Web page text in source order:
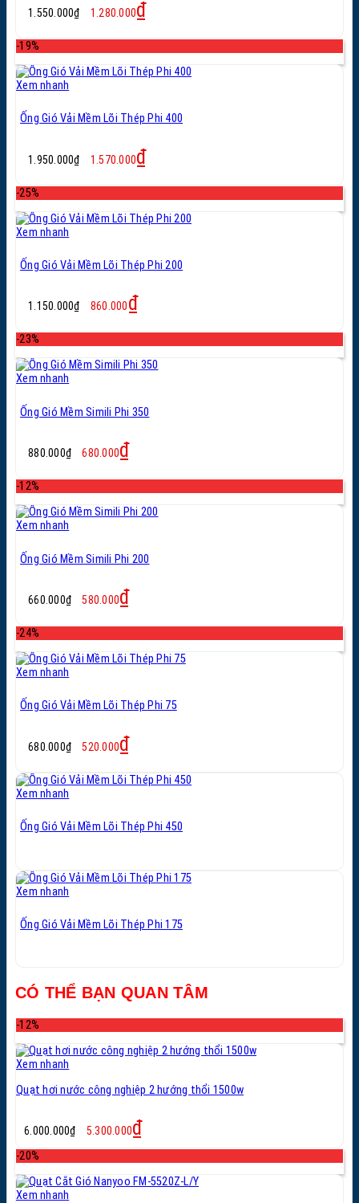
1.550.000₫
Giá
gốc
1.280.000₫
-19%
Xem nhanh
Ống Gió Vải Mềm Lõi Thép Phi 400
1.950.000₫
gốc
1.570.000₫
-25%
Xem nhanh
Ống Gió Vải Mềm Lõi Thép Phi 200
1.150.000₫
Giá
gốc
860.000₫
-23%
Xem nhanh
Ống Gió Mềm Simili Phi 350
880.000₫
Giá
gốc
680.000₫
-12%
Xem nhanh
Ống Gió Mềm Simili Phi 200
660.000₫
Giá
gốc
580.000₫
-24%
Xem nhanh
Ống Gió Vải Mềm Lõi Thép Phi 75
680.000₫
Giá
gốc
680.000₫.
520.000₫
là:
Xem nhanh
Ống Gió Vải Mềm Lõi Thép Phi 450
Xem nhanh
Ống Gió Vải Mềm Lõi Thép Phi 175
CÓ THỂ BẠN QUAN TÂM
-12%
Xem nhanh
Quạt hơi nước công nghiệp 2 hướng thổi 1500w
6.000.000₫
Giá
gốc
là:
6.000.000₫.
5.300.000₫
tại
là:
5.300.000₫.
-20%
Xem nhanh